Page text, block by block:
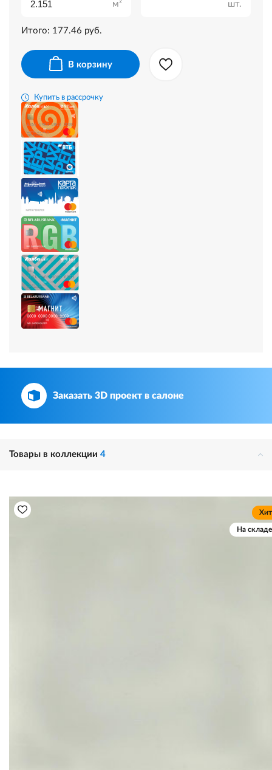
м² шт.
Итого: 177.46 руб.
В корзину
Купить в рассрочку
Заказать 3D проект в салоне
Товары в коллекции 4
Хит
На складе